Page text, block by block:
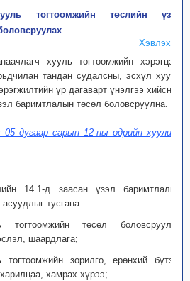
тогтоомжийн төслийн үзэл
Хэвлэх
хууль тогтоомжийн хэрэгцээ,
тандан судалсны, эсхүл хууль
үр дагаварт үнэлгээ хийсний
баримтлалын төсөл боловсруулна.
дугаар сарын 12-ны өдрийн хуулиар
14.1-д заасан үзэл баримтлалын
тусгана:
тогтоомжийн төсөл боловсруулах
шаардлага;
тогтоомжийн зорилго, ерөнхий бүтэц,
хамрах хүрээ;